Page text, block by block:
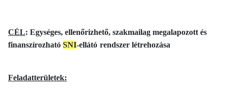
CÉL: Egységes, ellenőrizhető, szakmailag megalapozott és
finanszírozható SNI-ellátó rendszer létrehozása
Feladatterületek: